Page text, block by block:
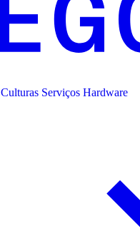
Culturas Serviços Hardware